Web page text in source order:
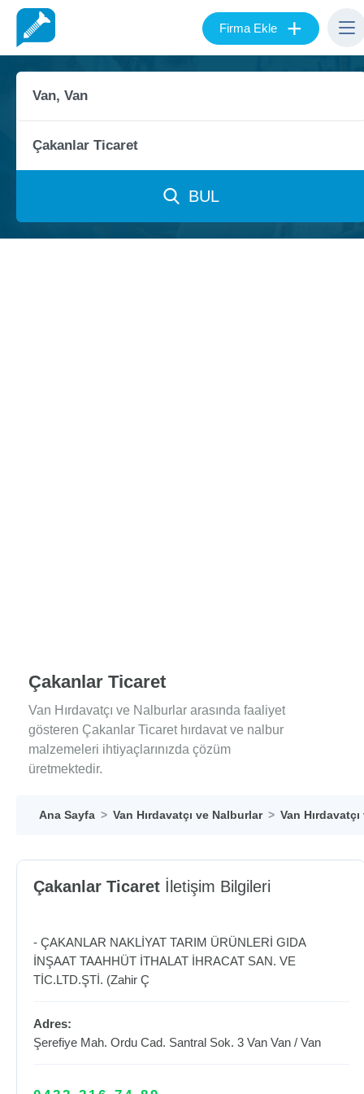
Firma Ekle +
BUL
Çakanlar Ticaret
Van Hırdavatçı ve Nalburlar arasında faaliyet
gösteren Çakanlar Ticaret hırdavat ve nalbur
malzemeleri ihtiyaçlarınızda çözüm
üretmektedir.
Ana Sayfa Van Hırdavatçı ve Nalburlar Van
Çakanlar Ticaret İletişim Bilgileri
- ÇAKANLAR NAKLİYAT TARIM ÜRÜNLERİ GIDA
İNŞAAT TAAHHÜT İTHALAT İHRACAT SAN. VE
TİC.LTD.ŞTİ. (Zahir Ç
Adres:
Şerefiye Mah. Ordu Cad. Santral Sok. 3 Van Van / Van